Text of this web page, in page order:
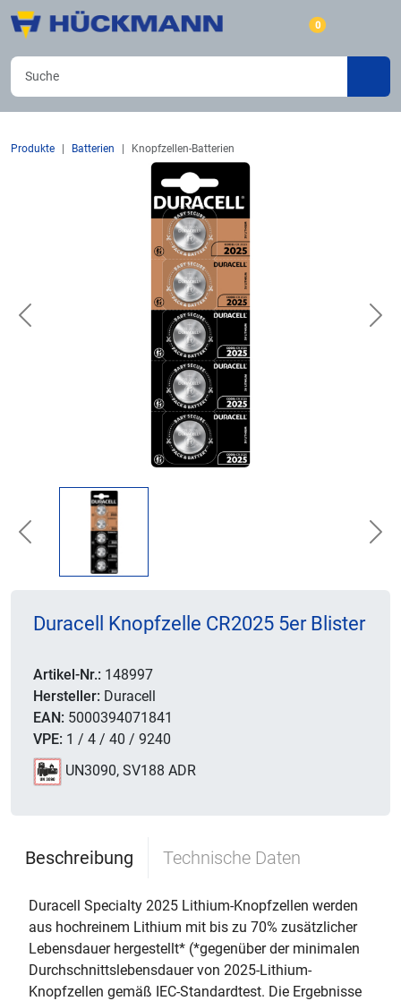
0
Produkte Batterien Knopfzellen-Batterien
Previous
Previous
Duracell Knopfzelle CR2025 5er Blister
Artikel-Nr.: 148997
Hersteller: Duracell
EAN: 5000394071841
VPE: 1 / 4 / 40 / 9240
UN3090, SV188 ADR
Beschreibung Technische Daten
Duracell Specialty 2025 Lithium-Knopfzellen werden
aus hochreinem Lithium mit bis zu 70% zusätzlicher
Lebensdauer hergestellt* (*gegenüber der minimalen
Durchschnittslebensdauer von 2025-Lithium-
Knopfzellen gemäß IEC-Standardtest. Die Ergebnisse